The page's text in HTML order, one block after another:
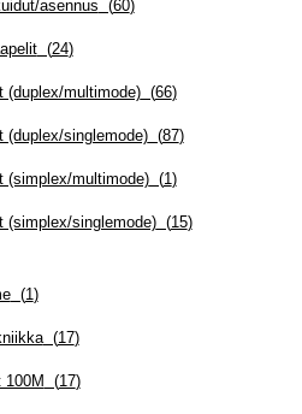
asennus (60)
(24)
(duplex/multimode)(66)
(duplex/singlemode)(87)
(simplex/multimode)(1)
(simplex/singlemode)(15)
(1)
(17)
100M (17)